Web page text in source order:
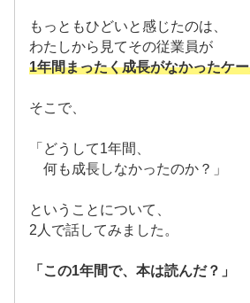
もっともひどいと感じたのは、
わたしから見てその従業員が
1年間まったく成長がなかったケ
そこで、
「どうして1年間、
何も成長しなかったのか？」
ということについて、
2人で話してみました。
「この1年間で、本は読んだ？」